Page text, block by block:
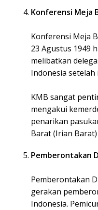
Konferensi Meja
Konferensi Meja
23 Agustus 1949
melibatkan
Indonesia setelah
KMB sangat
mengakui
penarikan
Barat (Irian
Pemberontakan
Pemberontakan
gerakan
Indonesia.